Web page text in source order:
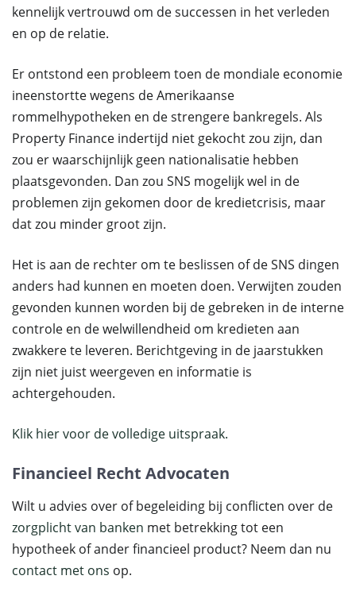
kennelijk vertrouwd om de successen in het verleden
en op de relatie.
Er ontstond een probleem toen de mondiale economie
ineenstortte wegens de Amerikaanse
rommelhypotheken en de strengere bankregels. Als
Property Finance indertijd niet gekocht zou zijn, dan
zou er waarschijnlijk geen nationalisatie hebben
plaatsgevonden. Dan zou SNS mogelijk wel in de
problemen zijn gekomen door de kredietcrisis, maar
dat zou minder groot zijn.
Het is aan de rechter om te beslissen of de SNS dingen
anders had kunnen en moeten doen. Verwijten zouden
gevonden kunnen worden bij de gebreken in de interne
controle en de welwillendheid om kredieten aan
zwakkere te leveren. Berichtgeving in de jaarstukken
zijn niet juist weergeven en informatie is
achtergehouden.
Klik hier voor de volledige uitspraak.
Financieel Recht Advocaten
Wilt u advies over of begeleiding bij conflicten over de
zorgplicht van banken met betrekking tot een
hypotheek of ander financieel product? Neem dan nu
contact met ons op.